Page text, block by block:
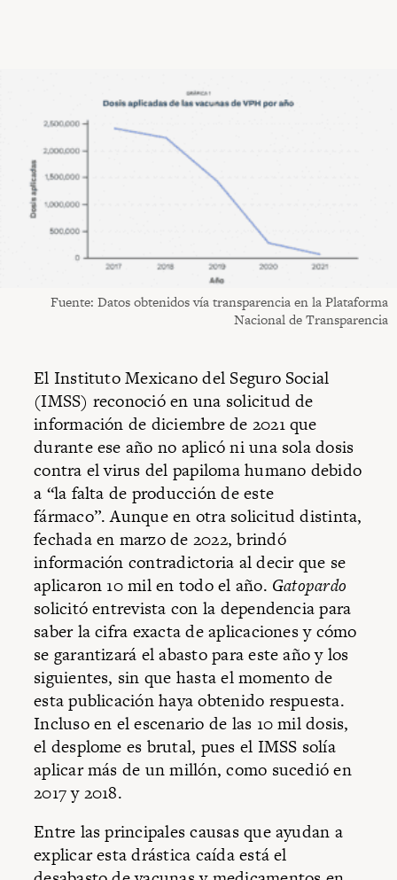
Fuente: Datos obtenidos vía transparencia en la Plataforma
Nacional de Transparencia
El Instituto Mexicano del Seguro Social
(IMSS) reconoció en una solicitud de
información de diciembre de 2021 que
durante ese año no aplicó ni una sola dosis
contra el virus del papiloma humano debido
a “la falta de producción de este
fármaco”. Aunque en otra solicitud distinta,
fechada en marzo de 2022, brindó
información contradictoria al decir que se
aplicaron 10 mil en todo el año. Gatopardo
solicitó entrevista con la dependencia para
saber la cifra exacta de aplicaciones y cómo
se garantizará el abasto para este año y los
siguientes, sin que hasta el momento de
esta publicación haya obtenido respuesta.
Incluso en el escenario de las 10 mil dosis,
el desplome es brutal, pues el IMSS solía
aplicar más de un millón, como sucedió en
2017 y 2018.
Entre las principales causas que ayudan a
explicar esta drástica caída está el